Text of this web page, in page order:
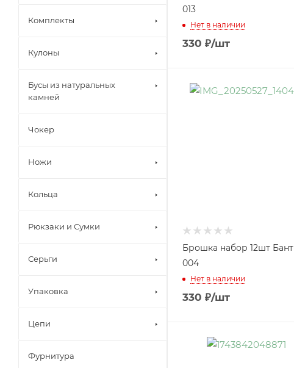
013
Нет в наличии
330 ₽/шт
Брошка набор 12шт Бант
004
Нет в наличии
330 ₽/шт
Комплекты
Кулоны
Бусы из натуральных
камней
Чокер
Ножи
Кольца
Рюкзаки и Сумки
Серьги
Упаковка
Цепи
Фурнитура